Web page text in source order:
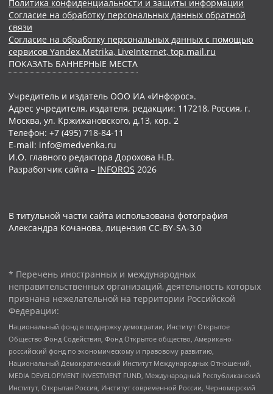
Политика конфиденциальности и защиты информации
Согласие на обработку персональных данных обратной
связи
Согласие на обработку персональных данных с помощью
сервисов Yandex.Metrika, LiveInternet, top.mail.ru
ПОКАЗАТЬ БАННЕРНЫЕ МЕСТА
Учредитель и издатель ООО ИА «Инфорос».
Адрес учредителя, издателя, редакции: 117218, Россия, г.
Москва, ул. Кржижановского, д.13, кор. 2
Телефон: +7 (495) 718-84-11
E-mail: info@medvenka.ru
И.О. главного редактора Дорохова Н.В.
Разработчик сайта – INFOROS 2026
В титульной части сайта использована фотография
Александра Кочанова, лицензия CC-BY-SA-3.0
* Перечень иностранных и международных
неправительственных организаций, деятельность которых
признана нежелательной на территории Российской
Федерации:
Национальный фонд в поддержку демократии, Институт Открытое
Общество Фонд Содействия, Фонд Открытое общество, Американо-
российский фонд по экономическому и правовому развитию,
Национальный Демократический Институт Международных Отношений,
MEDIA DEVELOPMENT INVESTMENT FUND, Международный Республиканский
Институт, Открытая Россия, Институт современной России, Черноморский